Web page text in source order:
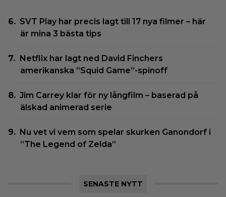
SVT Play har precis lagt till 17 nya filmer – här
är mina 3 bästa tips
Netflix har lagt ned David Finchers
amerikanska ”Squid Game”-spinoff
Jim Carrey klar för ny långfilm – baserad på
älskad animerad serie
Nu vet vi vem som spelar skurken Ganondorf i
”The Legend of Zelda”
SENASTE NYTT